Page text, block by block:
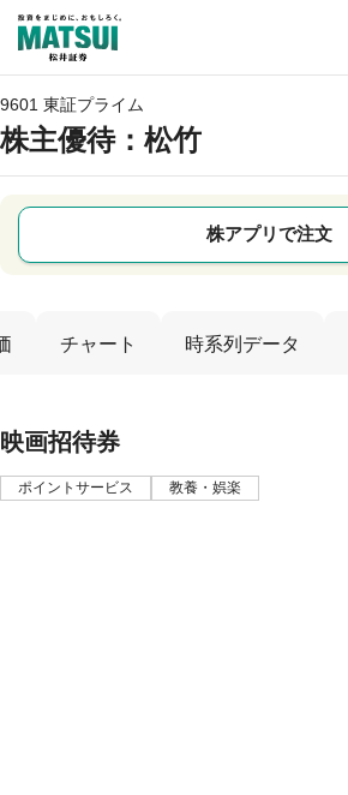
9601 東証プライム
株主優待：松竹
株アプリで注文
チャート 時系列データ
映画招待券
ポイントサービス 教養・娯楽